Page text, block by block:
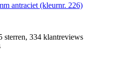
antraciet (kleurnr. 226)
sterren, 334 klantreviews